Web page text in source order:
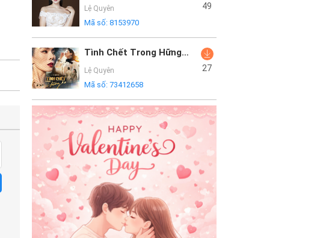
Lệ Quyên
Mã số:8153970
49
Tình Chết Trong Hững Hờ
Lệ Quyên
Mã số:73412658
27